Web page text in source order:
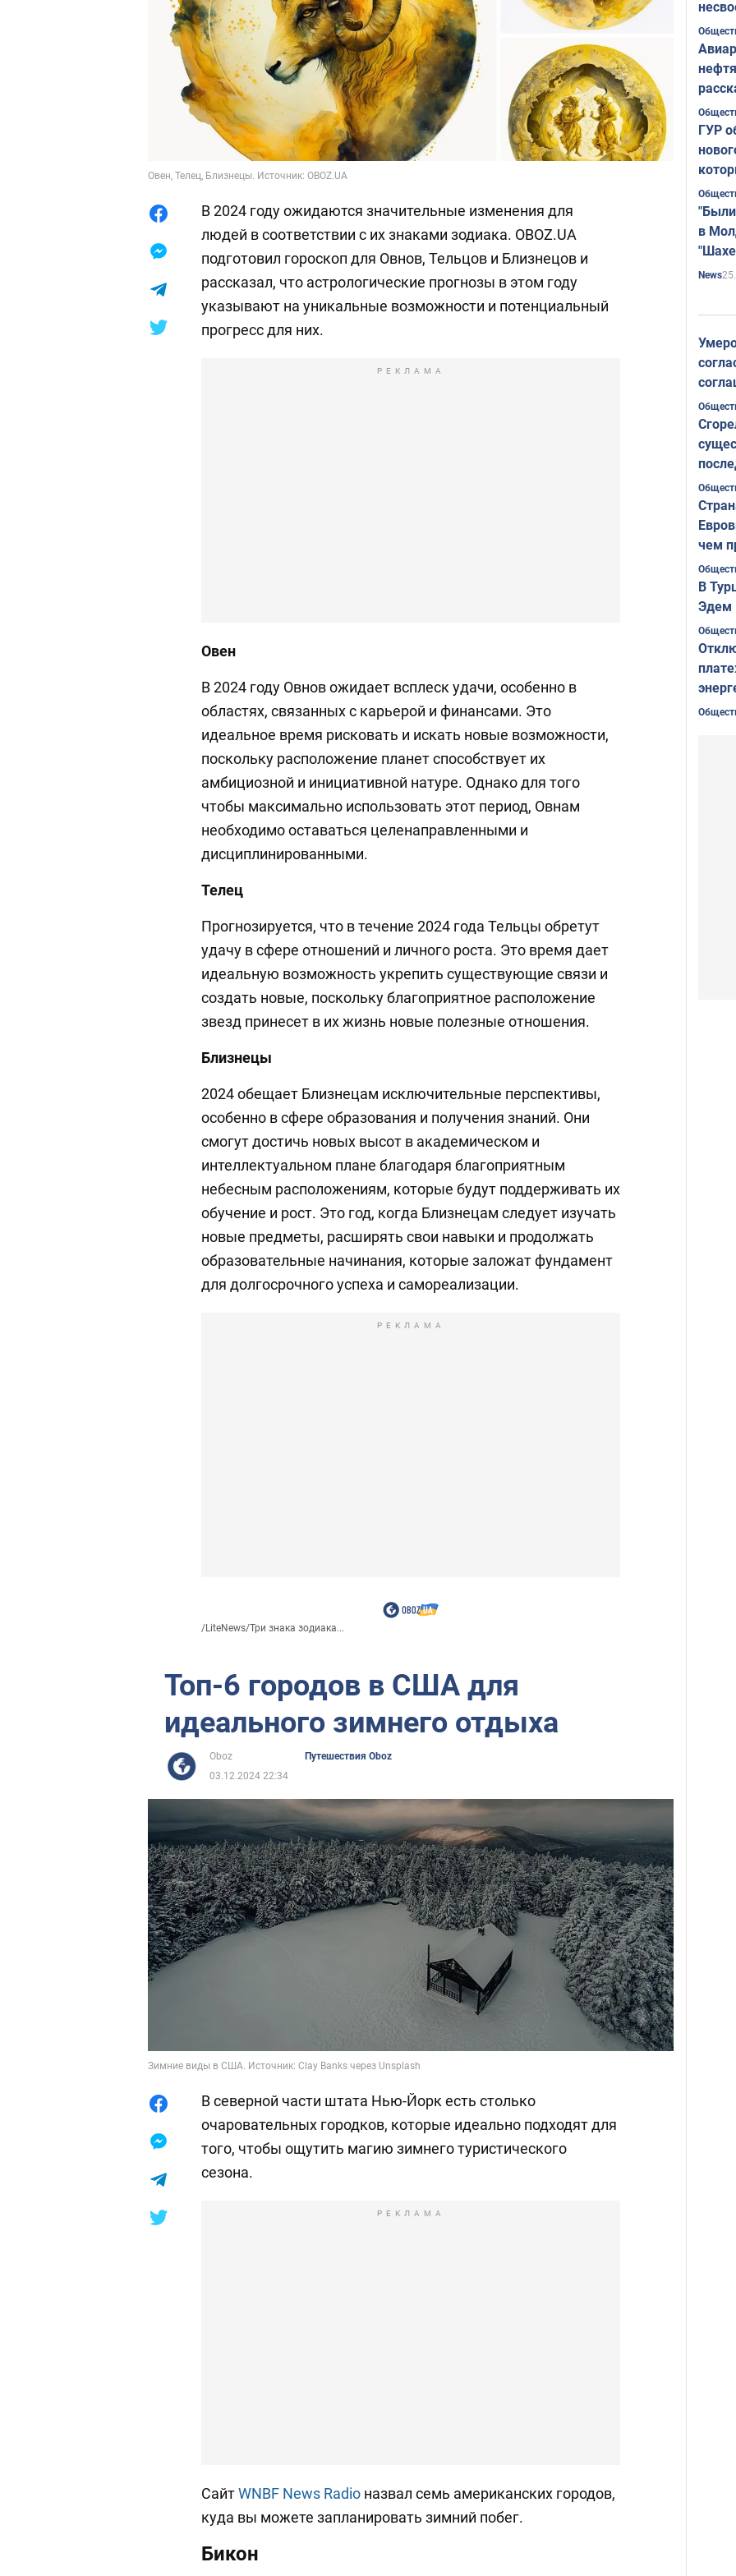
Овен, Телец, Близнецы. Источник: OBOZ.UA
В 2024 году ожидаются значительные изменения для
людей в соответствии с их знаками зодиака. OBOZ.UA
подготовил гороскоп для Овнов, Тельцов и Близнецов и
рассказал, что астрологические прогнозы в этом году
указывают на уникальные возможности и потенциальный
прогресс для них.
РЕКЛАМА
Овен
В 2024 году Овнов ожидает всплеск удачи, особенно в
областях, связанных с карьерой и финансами. Это
идеальное время рисковать и искать новые возможности,
поскольку расположение планет способствует их
амбициозной и инициативной натуре. Однако для того
чтобы максимально использовать этот период, Овнам
необходимо оставаться целенаправленными и
дисциплинированными.
Телец
Прогнозируется, что в течение 2024 года Тельцы обретут
удачу в сфере отношений и личного роста. Это время дает
идеальную возможность укрепить существующие связи и
создать новые, поскольку благоприятное расположение
звезд принесет в их жизнь новые полезные отношения.
Близнецы
2024 обещает Близнецам исключительные перспективы,
особенно в сфере образования и получения знаний. Они
смогут достичь новых высот в академическом и
интеллектуальном плане благодаря благоприятным
небесным расположениям, которые будут поддерживать их
обучение и рост. Это год, когда Близнецам следует изучать
новые предметы, расширять свои навыки и продолжать
образовательные начинания, которые заложат фундамент
для долгосрочного успеха и самореализации.
РЕКЛАМА
/LiteNews/Три знака зодиака...
Топ-6 городов в США для
идеального зимнего отдыха
Oboz
Путешествия Oboz
03.12.2024 22:34
Зимние виды в США. Источник: Clay Banks через Unsplash
В северной части штата Нью-Йорк есть столько
очаровательных городков, которые идеально подходят для
того, чтобы ощутить магию зимнего туристического
сезона.
РЕКЛАМА
СайтWNBF News Radio назвал семь американских городов,
куда вы можете запланировать зимний побег.
Бикон
ГУР
в
News
чем
В
Эдем